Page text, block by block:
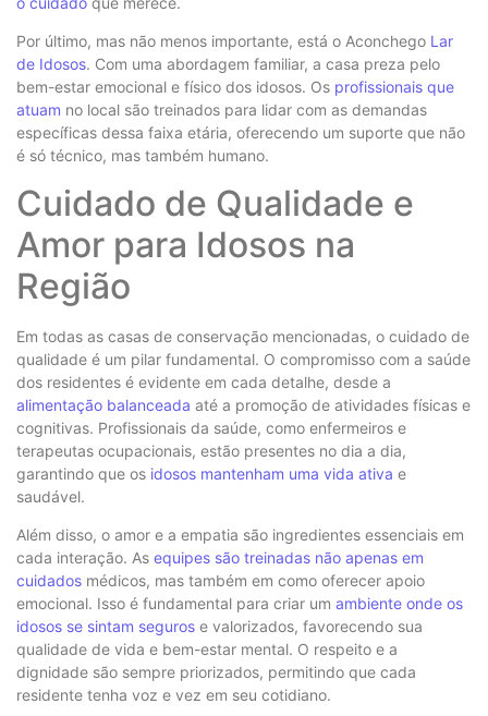
Por último, mas não menos importante, está o Aconchego Lar
de Idosos. Com uma abordagem familiar, a casa preza pelo
bem-estar emocional e físico dos idosos. Os profissionais que
atuam no local são treinados para lidar com as demandas
específicas dessa faixa etária, oferecendo um suporte que não
é só técnico, mas também humano.
Cuidado de Qualidade e
Amor para Idosos na
Região
Em todas as casas de conservação mencionadas, o cuidado de
qualidade é um pilar fundamental. O compromisso com a saúde
dos residentes é evidente em cada detalhe, desde a
alimentação balanceada até a promoção de atividades físicas e
cognitivas. Profissionais da saúde, como enfermeiros e
terapeutas ocupacionais, estão presentes no dia a dia,
garantindo que os idosos mantenham uma vida ativa e
saudável.
Além disso, o amor e a empatia são ingredientes essenciais em
cada interação. As equipes são treinadas não apenas em
cuidados médicos, mas também em como oferecer apoio
emocional. Isso é fundamental para criar um ambiente onde os
idosos se sintam seguros e valorizados, favorecendo sua
qualidade de vida e bem-estar mental. O respeito e a
dignidade são sempre priorizados, permitindo que cada
residente tenha voz e vez em seu cotidiano.